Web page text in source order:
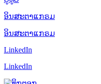
ອິນສະຕາແກຣມ
ອິນສະຕາແກຣມ
LinkedIn
LinkedIn